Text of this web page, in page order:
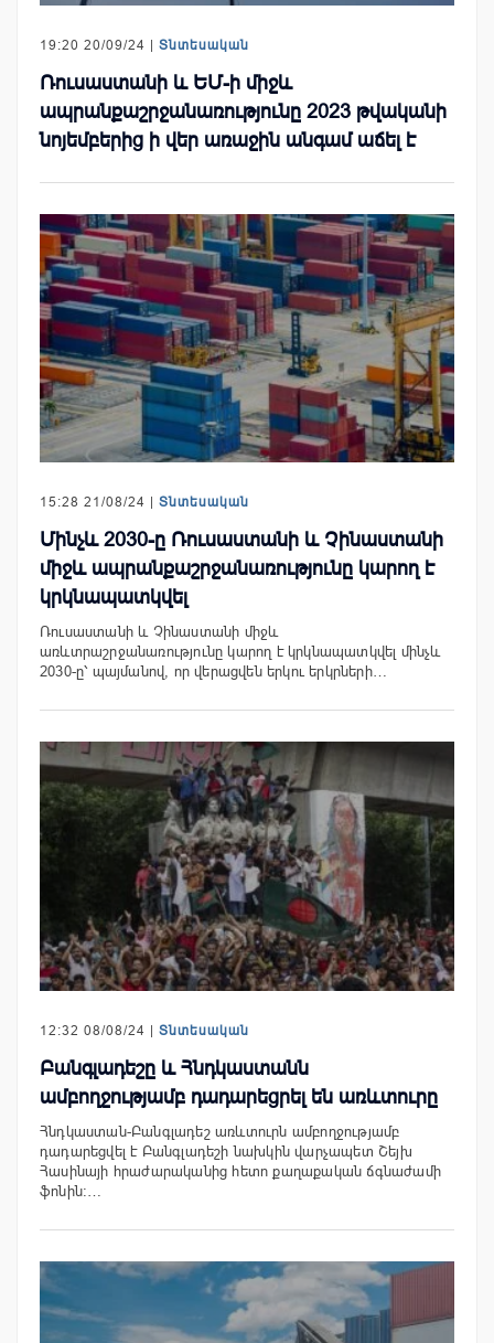
19:20 20/09/24 | Տնտեսական
Ռուսաստանի և ԵՄ-ի միջև
ապրանքաշրջանառությունը 2023 թվականի
նոյեմբերից ի վեր առաջին անգամ աճել է
15:28 21/08/24 | Տնտեսական
Մինչև 2030-ը Ռուսաստանի և Չինաստանի
միջև ապրանքաշրջանառությունը կարող է
կրկնապատկվել
Ռուսաստանի և Չինաստանի միջև
առևտրաշրջանառությունը կարող է կրկնապատկվել մինչև
2030-ը՝ պայմանով, որ վերացվեն երկու երկրների…
12:32 08/08/24 | Տնտեսական
Բանգլադեշը և Հնդկաստանն
ամբողջությամբ դադարեցրել են առևտուրը
Հնդկաստան-Բանգլադեշ առևտուրն ամբողջությամբ
դադարեցվել է Բանգլադեշի նախկին վարչապետ Շեյխ
Հասինայի հրաժարականից հետո քաղաքական ճգնաժամի
ֆոնին:…